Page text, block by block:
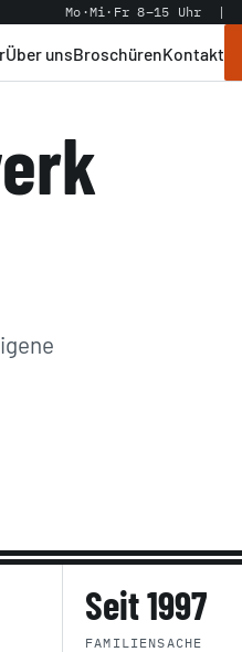
Mo·Mi·Fr 8–15 Uhr |
Über unsBroschürenKontakt
Seit 1997
FAMILIENSACHE